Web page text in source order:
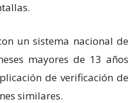
un sistema nacional de
mayores de 13 años
de verificación de
similares.